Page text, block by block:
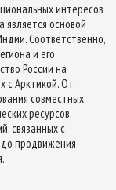
интересов
основой
Соответственно,
и его
России на
с Арктикой. От
совместных
ресурсов,
связанных с
продвижения